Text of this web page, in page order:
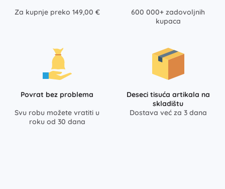
Za kupnje preko 149,00 €
600 000+ zadovoljnih
kupaca
Povrat bez problema
Svu robu možete vratiti u
roku od 30 dana
Deseci tisuća artikala na
skladištu
Dostava već za 3 dana